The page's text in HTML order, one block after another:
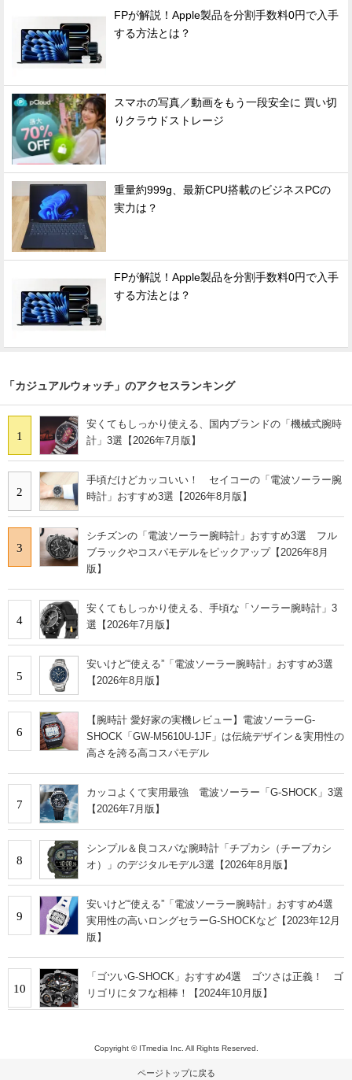
FPが解説！Apple製品を分割手数料0円で入手
する方法とは？
スマホの写真／動画をもう一段安全に 買い切
りクラウドストレージ
重量約999g、最新CPU搭載のビジネスPCの
実力は？
FPが解説！Apple製品を分割手数料0円で入手
する方法とは？
「カジュアルウォッチ」のアクセスランキング
1
安くてもしっかり使える、国内ブランドの「機械式腕時
計」3選【2026年7月版】
2
手頃だけどカッコいい！ セイコーの「電波ソーラー腕
時計」おすすめ3選【2026年8月版】
3
シチズンの「電波ソーラー腕時計」おすすめ3選 フル
ブラックやコスパモデルをピックアップ【2026年8月
版】
4
安くてもしっかり使える、手頃な「ソーラー腕時計」3
選【2026年7月版】
5
安いけど“使える”「電波ソーラー腕時計」おすすめ3選
【2026年8月版】
6
【腕時計 愛好家の実機レビュー】電波ソーラーG-
SHOCK「GW-M5610U-1JF」は伝統デザイン＆実用性の
高さを誇る高コスパモデル
7
カッコよくて実用最強 電波ソーラー「G-SHOCK」3選
【2026年7月版】
8
シンプル＆良コスパな腕時計「チプカシ（チープカシ
オ）」のデジタルモデル3選【2026年8月版】
9
安いけど“使える”「電波ソーラー腕時計」おすすめ4選
実用性の高いロングセラーG-SHOCKなど【2023年12月
版】
10
「ゴツいG-SHOCK」おすすめ4選 ゴツさは正義！ ゴ
リゴリにタフな相棒！【2024年10月版】
Copyright © ITmedia Inc. All Rights Reserved.
ページトップに戻る